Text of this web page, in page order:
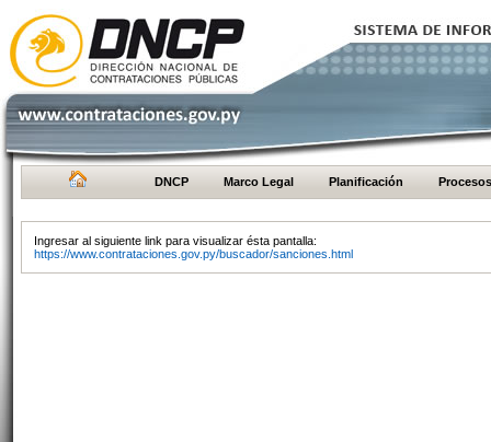
DNCP Marco Legal Planificación Procesos
Ingresar al siguiente link para visualizar ésta pantalla:
https://www.contrataciones.gov.py/buscador/sanciones.html